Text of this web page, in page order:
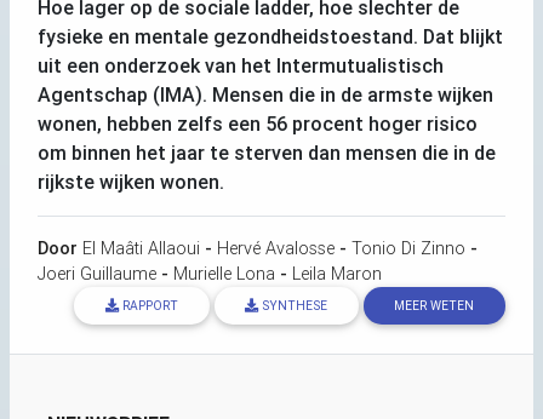
Hoe lager op de sociale ladder, hoe slechter de
fysieke en mentale gezondheidstoestand. Dat blijkt
uit een onderzoek van het Intermutualistisch
Agentschap (IMA). Mensen die in de armste wijken
wonen, hebben zelfs een 56 procent hoger risico
om binnen het jaar te sterven dan mensen die in de
rijkste wijken wonen.
Door El Maâti Allaoui - Hervé Avalosse - Tonio Di Zinno -
Joeri Guillaume - Murielle Lona - Leila Maron
RAPPORT SYNTHESE MEER WETEN